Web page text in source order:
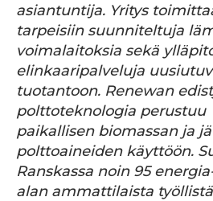
asiantuntija. Yritys
tarpeisiin suunniteltuja
voimalaitoksia sekä
elinkaaripalveluja
tuotantoon. Renewan
polttoteknologia perustuu
paikallisen biomassan ja
polttoaineiden käyttöön.
Ranskassa noin 95
alan ammattilaista